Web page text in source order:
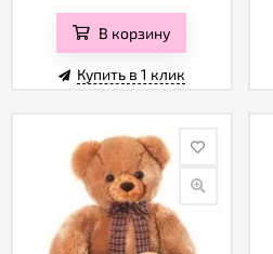
В корзину
Купить в 1 клик